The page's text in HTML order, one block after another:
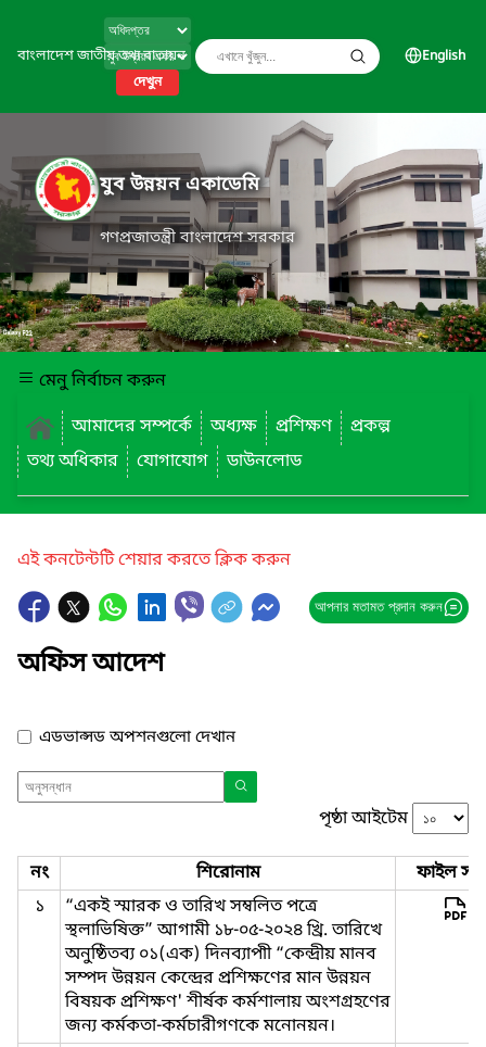
বাংলাদেশ জাতীয় তথ্য বাতায়ন
দেখুন
English
যুব উন্নয়ন একাডেমি
গণপ্রজাতন্ত্রী বাংলাদেশ সরকার
মেনু নির্বাচন করুন
আমাদের সম্পর্কে
অধ্যক্ষ প্রশিক্ষণ
প্রকল্প
তথ্য অধিকার
যোগাযোগ ডাউনলোড
এই কনটেন্টটি শেয়ার করতে ক্লিক করুন
আপনার মতামত প্রদান করুন
অফিস আদেশ
এডভান্সড অপশনগুলো দেখান
পৃষ্ঠা আইটেম
নং শিরোনাম
ফাইল
১
“একই স্মারক ও তারিখ সম্বলিত পত্রে
স্থলাভিষিক্ত” আগামী ১৮-০৫-২০২৪ খ্রি. তারিখে
অনুষ্ঠিতব্য ০১(এক) দিনব্যাপাী “কেন্দ্রীয় মানব
সম্পদ উন্নয়ন কেন্দ্রের প্রশিক্ষণের মান উন্নয়ন
বিষয়ক প্রশিক্ষণ' শীর্ষক কর্মশালায় অংশগ্রহণের
জন্য কর্মকতা-কর্মচারীগণকে মনোনয়ন।